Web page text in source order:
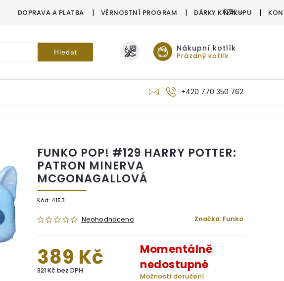
DOPRAVA A PLATBA VĚRNOSTNÍ PROGRAM DÁRKY K NÁKUPU
CZK
Hledat Nákupní kotlík
Prázdný kotlík
+420 770 350 762
FUNKO POP! #129 HARRY POTTER:
PATRON MINERVA
MCGONAGALLOVÁ
Kód: 4153
Neohodnoceno Značka: Funko
389 Kč
321 Kč bez DPH
Momentálně
nedostupné
Možnosti doručení